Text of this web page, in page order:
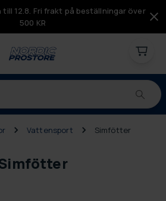
12.8. Fri frakt på beställningar över
500 KR
Vattensport Simfötter